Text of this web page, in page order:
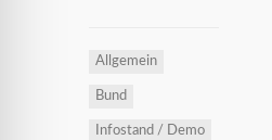
Allgemein
Bund
Infostand / Demo